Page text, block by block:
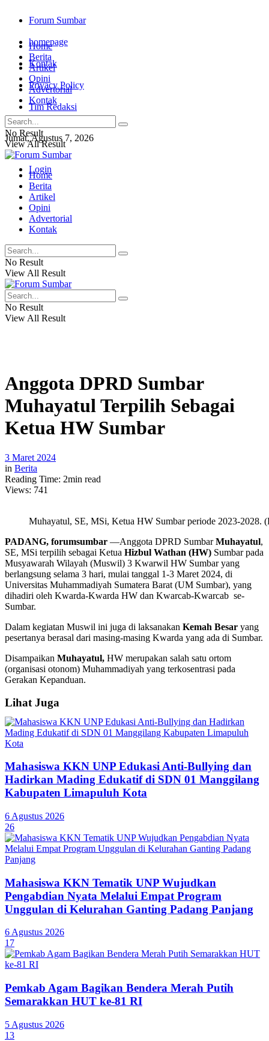
Forum Sumbar
homepage
Kontak
Privacy Policy
Tim Redaksi
Jumat, Agustus 7, 2026
Login
Home
Berita
Artikel
Opini
Advertorial
Kontak
No Result
View All Result
Home
Berita
Artikel
Opini
Advertorial
Kontak
No Result
View All Result
No Result
View All Result
Anggota DPRD Sumbar
Muhayatul Terpilih Sebagai
Ketua HW Sumbar
3 Maret 2024
in Berita
Reading Time: 2min read
Views: 741
Muhayatul, SE, MSi, Ketua HW Sumbar periode 2023-2028.
PADANG, forumsumbar —Anggota DPRD SumbarMuhayatul,
SE, MSi terpilih sebagai Ketua Hizbul Wathan (HW) Sumbar pada
Musyawarah Wilayah (Muswil) 3 Kwarwil HW Sumbar yang
berlangsung selama 3 hari, mulai tanggal 1-3 Maret 2024, di
Universitas Muhammadiyah Sumatera Barat (UM Sumbar), yang
dihadiri oleh Kwarda-Kwarda HW dan Kwarcab-Kwarcab se-
Sumbar.
Dalam kegiatan Muswil ini juga di laksanakan Kemah Besar yang
pesertanya berasal dari masing-masing Kwarda yang ada di Sumbar.
Disampaikan Muhayatul, HW merupakan salah satu ortom
(organisasi otonom) Muhammadiyah yang terkosentrasi pada
Gerakan Kepanduan.
Lihat Juga
Mahasiswa KKN UNP Edukasi Anti-Bullying dan
Hadirkan Mading Edukatif di SDN 01 Manggilang
Kabupaten Limapuluh Kota
6 Agustus 2026
26
Mahasiswa KKN Tematik UNP Wujudkan
Pengabdian Nyata Melalui Empat Program
Unggulan di Kelurahan Ganting Padang Panjang
6 Agustus 2026
17
Pemkab Agam Bagikan Bendera Merah Putih
Semarakkan HUT ke-81 RI
5 Agustus 2026
13